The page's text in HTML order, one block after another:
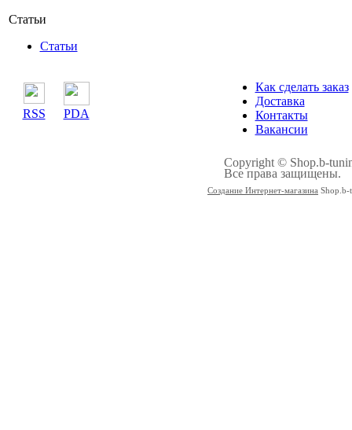
Статьи
Статьи
RSS PDA
Как сделать заказ
Доставка
Контакты
Вакансии
Copyright © Shop.b-
Все права защищены.
Создание Интернет-магазина Shop.b-